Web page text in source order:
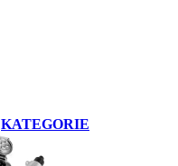
KATEGORIE